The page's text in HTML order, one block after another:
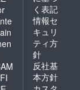
く表記
情報セ
キュリ
ティ方
針
反社基
本方針